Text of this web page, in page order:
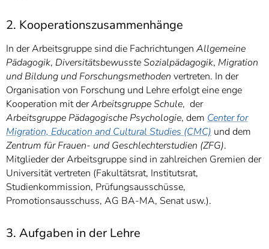
2. Kooperationszusammenhänge
In der Arbeitsgruppe sind die Fachrichtungen Allgemeine
Pädagogik, Diversitätsbewusste Sozialpädagogik, Migration
und Bildung und Forschungsmethoden vertreten. In der
Organisation von Forschung und Lehre erfolgt eine enge
Kooperation mit derArbeitsgruppe Schule, der
Arbeitsgruppe Pädagogische Psychologie, dem Center for
Migration, Education and Cultural Studies (CMC) und dem
Zentrum für Frauen- und Geschlechterstudien (ZFG).
Mitglieder der Arbeitsgruppe sind in zahlreichen Gremien der
Universität vertreten (Fakultätsrat, Institutsrat,
Studienkommission, Prüfungsausschüsse,
Promotionsausschuss, AG BA-MA, Senat usw.).
3. Aufgaben in der Lehre